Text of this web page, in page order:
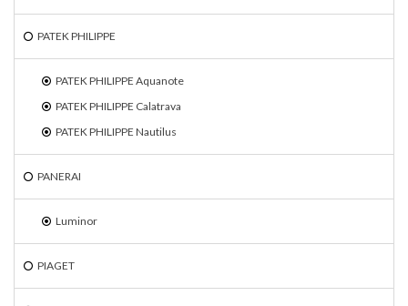
PATEK PHILIPPE
PATEK PHILIPPE Aquanote
PATEK PHILIPPE Calatrava
PATEK PHILIPPE Nautilus
PANERAI
Luminor
PIAGET